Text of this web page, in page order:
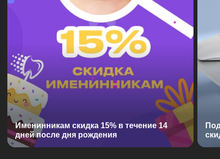
Именинникам скидка 15% в течение 14
дней после дня рождения